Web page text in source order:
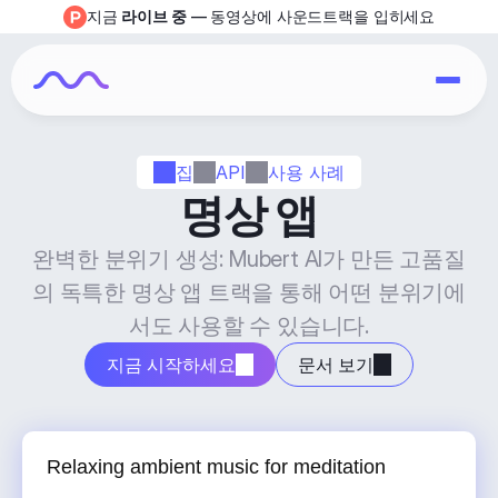
집 API 사용 사례
명상 앱
완벽한 분위기 생성: Mubert AI가 만든 고품질
의 독특한 명상 앱 트랙을 통해 어떤 분위기에
서도 사용할 수 있습니다.
지금 시작하세요 문서 보기
지금 라이브 중 — 동영상에 사운드트랙을 입히세요